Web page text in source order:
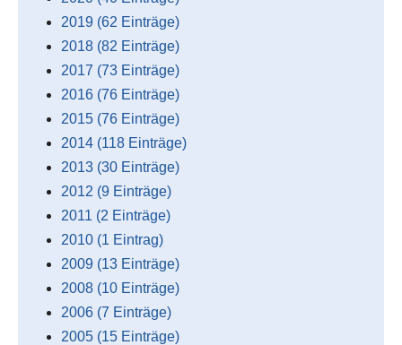
2019 (62 Einträge)
2018 (82 Einträge)
2017 (73 Einträge)
2016 (76 Einträge)
2015 (76 Einträge)
2014 (118 Einträge)
2013 (30 Einträge)
2012 (9 Einträge)
2011 (2 Einträge)
2010 (1 Eintrag)
2009 (13 Einträge)
2008 (10 Einträge)
2006 (7 Einträge)
2005 (15 Einträge)